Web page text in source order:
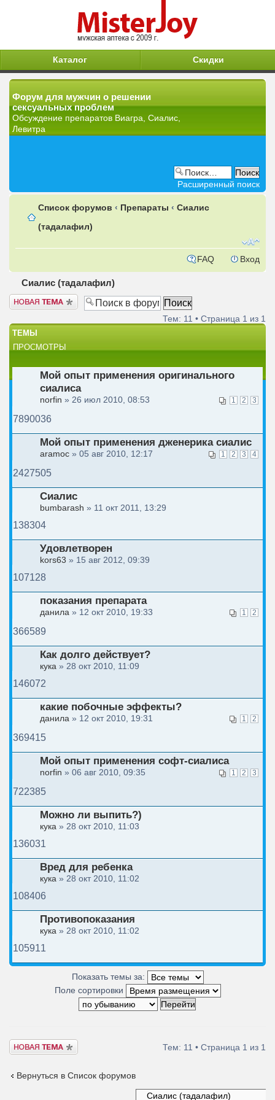
Каталог Скидки
Форум для мужчин о решении
сексуальных проблем
Обсуждение препаратов Виагра, Сиалис,
Левитра
Расширенный поиск
Список форумов ‹ Препараты ‹ Сиалис
(тадалафил)
FAQ Вход
Сиалис (тадалафил)
Новая тема
Тем: 11 • Страница 1 из 1
ТЕМЫ
ПРОСМОТРЫ
Мой опыт применения оригинального
сиалиса
1 2 3
norfin » 26 июл 2010, 08:53
7890036
Мой опыт применения дженерика сиалис
1 2 3 4
aramoc » 05 авг 2010, 12:17
2427505
Сиалис
bumbarash » 11 окт 2011, 13:29
138304
Удовлетворен
kors63 » 15 авг 2012, 09:39
107128
показания препарата
1 2
данила » 12 окт 2010, 19:33
366589
Как долго действует?
кука » 28 окт 2010, 11:09
146072
какие побочные эффекты?
1 2
данила » 12 окт 2010, 19:31
369415
Мой опыт применения софт-сиалиса
1 2 3
norfin » 06 авг 2010, 09:35
722385
Можно ли выпить?)
кука » 28 окт 2010, 11:03
136031
Вред для ребенка
кука » 28 окт 2010, 11:02
108406
Противопоказания
кука » 28 окт 2010, 11:02
105911
Показать темы за:
Поле сортировки
Новая тема Тем: 11 • Страница 1 из 1
Вернуться в Список форумов